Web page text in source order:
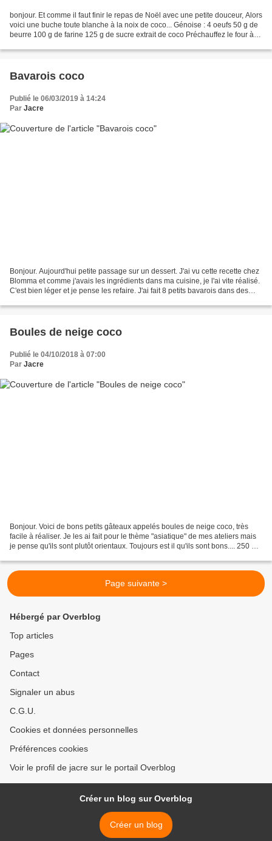
bonjour. Et comme il faut finir le repas de Noël avec une petite douceur, Alors
voici une buche toute blanche à la noix de coco... Génoise : 4 oeufs 50 g de
beurre 100 g de farine 125 g de sucre extrait de coco Préchauffez le four à
Bavarois coco
Publié le 06/03/2019 à 14:24
Par Jacre
Bonjour. Aujourd'hui petite passage sur un dessert. J'ai vu cette recette chez
Blomma et comme j'avais les ingrédients dans ma cuisine, je l'ai vite réalisé.
C'est bien léger et je pense les refaire. J'ai fait 8 petits bavarois dans des
Boules de neige coco
Publié le 04/10/2018 à 07:00
Par Jacre
Bonjour. Voici de bons petits gâteaux appelés boules de neige coco, très
facile à réaliser. Je les ai fait pour le thème "asiatique" de mes ateliers mais
je pense qu'ils sont plutôt orientaux. Toujours est il qu'ils sont bons.... 250 g
Page suivante >
Hébergé par Overblog
Top articles
Pages
Contact
Signaler un abus
C.G.U.
Cookies et données personnelles
Préférences cookies
Voir le profil de jacre sur le portail Overblog
Créer un blog sur Overblog
Créer un blog